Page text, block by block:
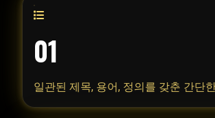
01
일관된 제목, 용어, 정의를 갖춘 간단